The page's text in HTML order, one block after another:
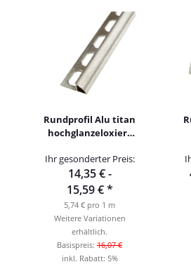
Rundprofil Alu titan
hochglanzeloxiert
Ihr gesonderter Preis:
14,35 € -
15,59 €*
5,74 € pro 1 m
Weitere Variationen
erhältlich.
Basispreis: 16,07 €
inkl. Rabatt: 5%